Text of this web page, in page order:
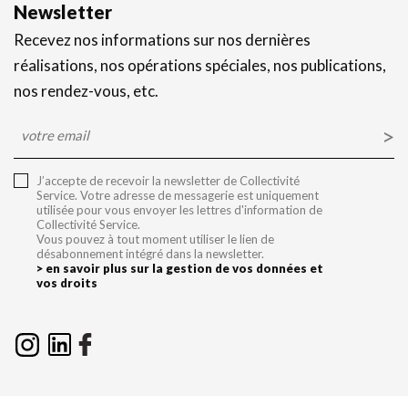
Newsletter
Recevez nos informations sur nos dernières
réalisations, nos opérations spéciales, nos publications,
nos rendez-vous, etc.
mail
J’accepte de recevoir la newsletter de Collectivité
Service. Votre adresse de messagerie est uniquement
utilisée pour vous envoyer les lettres d'information de
Collectivité Service.
Vous pouvez à tout moment utiliser le lien de
désabonnement intégré dans la newsletter.
> en savoir plus sur la gestion de vos données et
vos droits